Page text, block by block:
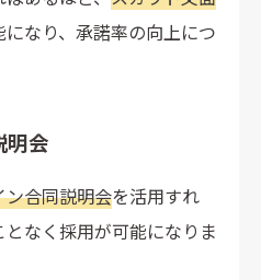
になり、承諾率の向上につ
明会
ン合同説明会を活用すれ
なく採用が可能になりま